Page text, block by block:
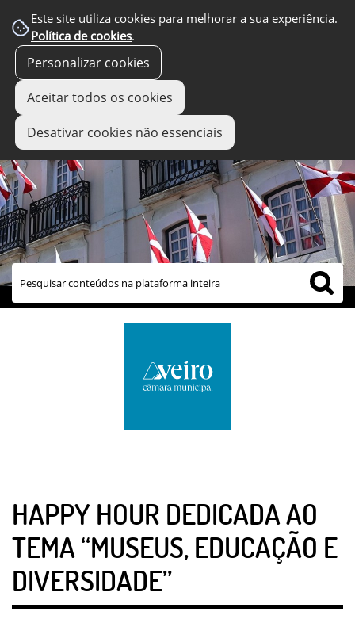
Este site utiliza cookies para melhorar a sua experiência.
Política de cookies.
Personalizar cookies
Aceitar todos os cookies
Desativar cookies não essenciais
links úteis
HAPPY HOUR DEDICADA AO
TEMA “MUSEUS, EDUCAÇÃO E
DIVERSIDADE”